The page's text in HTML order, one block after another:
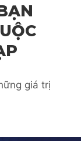
giá trị